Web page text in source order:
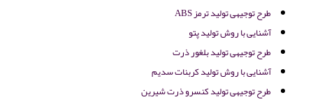
طرح توجیهی تولید ترمز ABS
آشنایی با روش تولید پتو
طرح توجیهی تولید بلغور ذرت
آشنایی با روش تولید کربنات سدیم
طرح توجیهی تولید کنسرو ذرت شیرین